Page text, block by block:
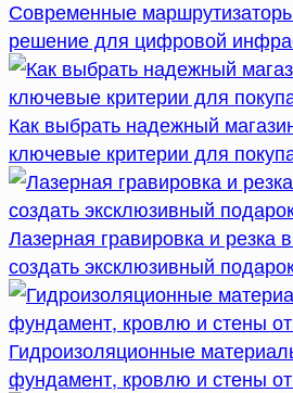
Современные
решение для цифровой
Как выбрать надежный
ключевые критерии для
Лазерная гравировка и резка
создать эксклюзивный
Гидроизоляционные
фундамент, кровлю и стены